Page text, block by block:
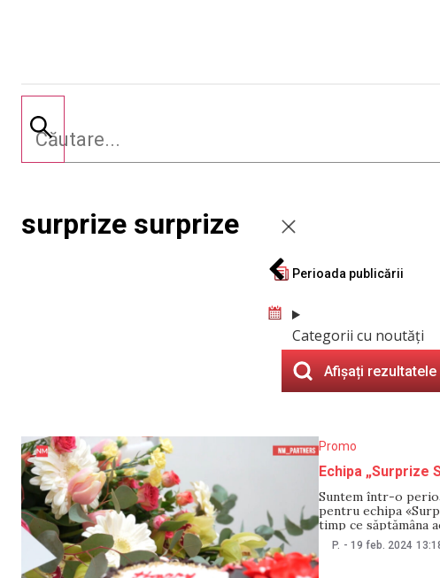
surprize surprize
Perioada publicării
Categorii cu noutăți
Afișați rezultatele
Promo
Echipa „Surprize
Suntem într-o
pentru echipa
timp ce săptămâna
apropiem cu pași
frumos — Ziua
P. - 19 feb. 2024